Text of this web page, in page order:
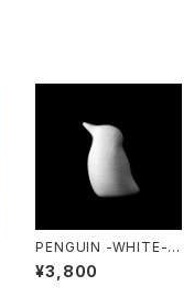
PENGUIN -WHITE-
¥3,800